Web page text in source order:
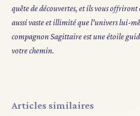
quête de découvertes, et ils vous
aussi vaste et illimité que l'univers lui-
compagnon Sagittaire est une étoile
votre chemin.
Articles similaires